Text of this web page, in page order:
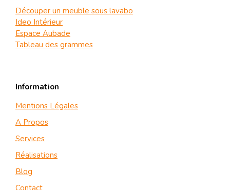
Découper un meuble sous lavabo
Ideo Intérieur
Espace Aubade
Tableau des grammes
Information
Mentions Légales
A Propos
Services
Réalisations
Blog
Contact